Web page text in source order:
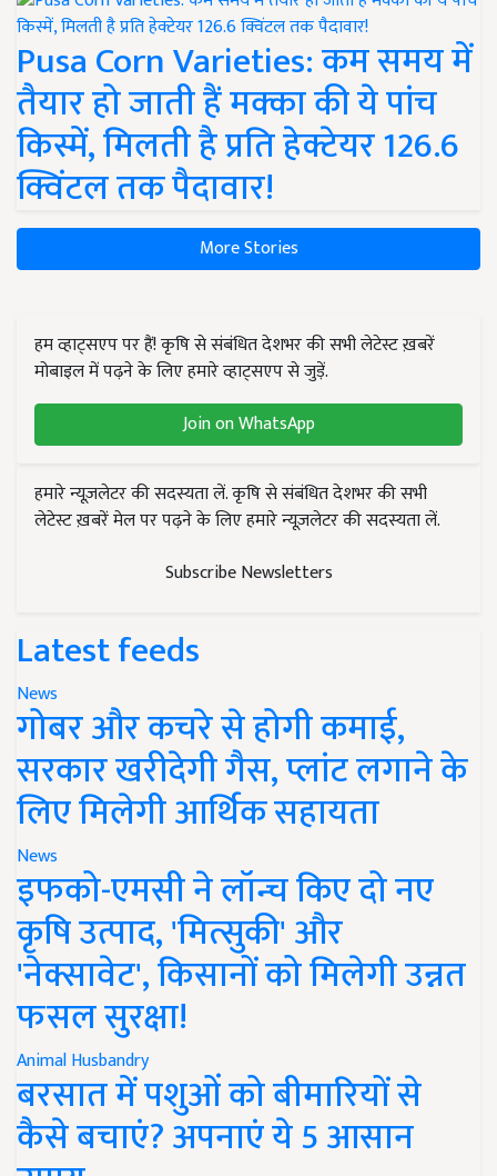
Pusa Corn Varieties: कम समय में
तैयार हो जाती हैं मक्का की ये पांच
किस्में, मिलती है प्रति हेक्टेयर 126.6
क्विंटल तक पैदावार!
More Stories
हम व्हाट्सएप पर हैं! कृषि से संबंधित देशभर की सभी लेटेस्ट ख़बरें
मोबाइल में पढ़ने के लिए हमारे व्हाट्सएप से जुड़ें.
Join on WhatsApp
हमारे न्यूज़लेटर की सदस्यता लें. कृषि से संबंधित देशभर की सभी
लेटेस्ट ख़बरें मेल पर पढ़ने के लिए हमारे न्यूज़लेटर की सदस्यता लें.
Subscribe Newsletters
Latest feeds
News
गोबर और कचरे से होगी कमाई,
सरकार खरीदेगी गैस, प्लांट लगाने के
लिए मिलेगी आर्थिक सहायता
News
इफको-एमसी ने लॉन्च किए दो नए
कृषि उत्पाद, 'मित्सुकी' और
'नेक्सावेट', किसानों को मिलेगी उन्नत
फसल सुरक्षा!
Animal Husbandry
बरसात में पशुओं को बीमारियों से
कैसे बचाएं? अपनाएं ये 5 आसान